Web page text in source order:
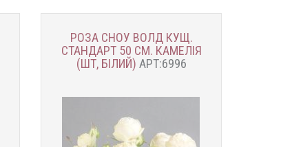
РОЗА СНОУ ВОЛД КУЩ.
СТАНДАРТ 50 СМ. КАМЕЛІЯ
(ШТ, БІЛИЙ) АРТ:6996